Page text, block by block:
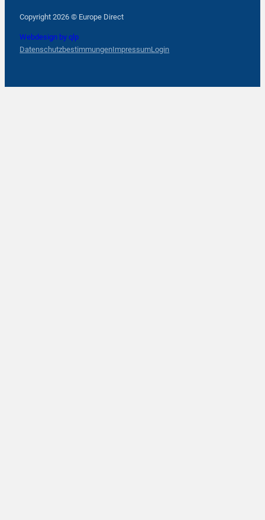
Copyright 2026 © Europe Direct
Webdesign by qlp
DatenschutzbestimmungenImpressumLogin